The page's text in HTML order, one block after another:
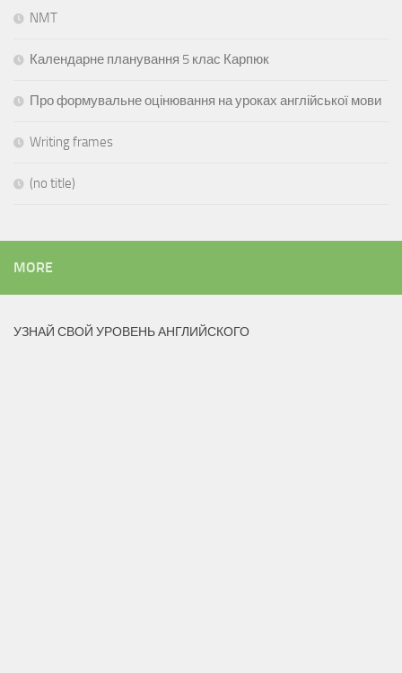
NMT
Календарне планування 5 клас Карпюк
Про формувальне оцінювання на уроках англійської мови
Writing frames
(no title)
MORE
УЗНАЙ СВОЙ УРОВЕНЬ АНГЛИЙСКОГО